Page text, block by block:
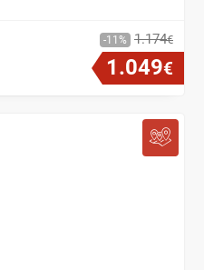
11 1.174€
1.049€